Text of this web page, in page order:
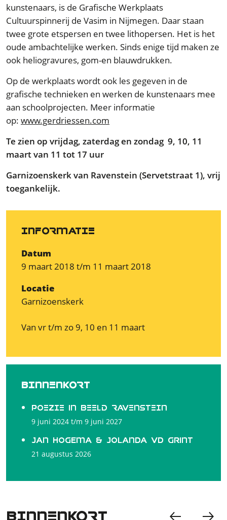
kunstenaars, is de Grafische Werkplaats
Cultuurspinnerij de Vasim in Nijmegen. Daar staan
twee grote etspersen en twee lithopersen. Het is het
oude ambachtelijke werken. Sinds enige tijd maken ze
ook heliogravures, gom-en blauwdrukken.
Op de werkplaats wordt ook les gegeven in de
grafische technieken en werken de kunstenaars mee
aan schoolprojecten. Meer informatie
op: www.gerdriessen.com
Te zien op vrijdag, zaterdag en zondag 9, 10, 11
maart van 11 tot 17 uur
Garnizoenskerk van Ravenstein (Servetstraat 1), vrij
toegankelijk.
INFORMATIE
Datum
9 maart 2018 t/m 11 maart 2018
Locatie
Garnizoenskerk
Van vr t/m zo 9, 10 en 11 maart
BINNENKORT
POEZIE in BEELD RAVENSTEIN
9 juni 2024 t/m 9 juni 2027
Jan Hogema & Jolanda vd Grint
21 augustus 2026
BINNENKORT